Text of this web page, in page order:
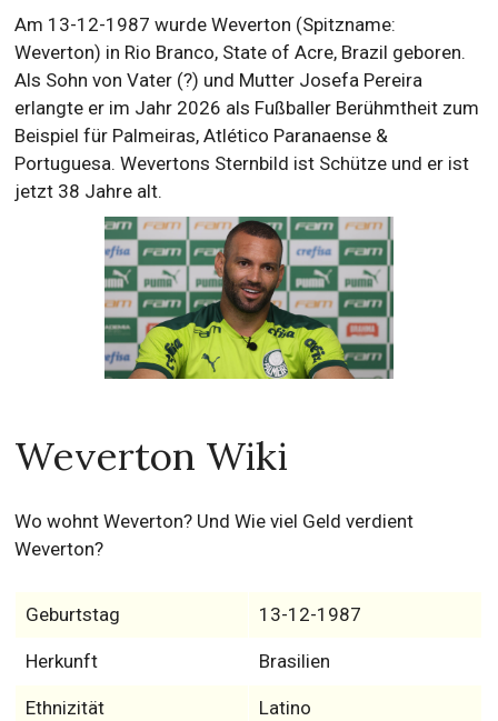
Am 13-12-1987 wurde Weverton (Spitzname:
Weverton) in Rio Branco, State of Acre, Brazil geboren.
Als Sohn von Vater (?) und Mutter Josefa Pereira
erlangte er im Jahr 2026 als Fußballer Berühmtheit zum
Beispiel für Palmeiras, Atlético Paranaense &
Portuguesa. Wevertons Sternbild ist Schütze und er ist
jetzt 38 Jahre alt.
Weverton Wiki
Wo wohnt Weverton? Und Wie viel Geld verdient
Weverton?
Geburtstag 13-12-1987
Herkunft Brasilien
Ethnizität Latino